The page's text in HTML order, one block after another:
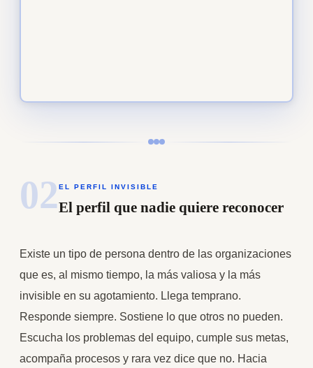
02 EL PERFIL INVISIBLE
El perfil que nadie quiere reconocer
Existe un tipo de persona dentro de las organizaciones
que es, al mismo tiempo, la más valiosa y la más
invisible en su agotamiento. Llega temprano.
Responde siempre. Sostiene lo que otros no pueden.
Escucha los problemas del equipo, cumple sus metas,
acompaña procesos y rara vez dice que no. Hacia